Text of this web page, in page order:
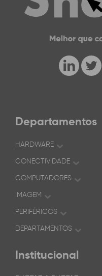
Departamentos
HARDWARE
CONECTIVIDADE
COMPUTADORES
IMAGEM
PERIFÉRICOS
DEPARTAMENTOS
Institucional